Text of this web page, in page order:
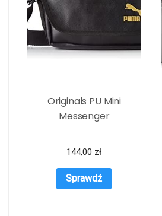
Originals PU Mini
Messenger
144,00 zł
Sprawdź